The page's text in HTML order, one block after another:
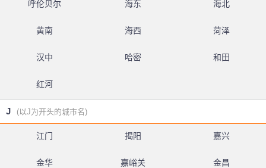
呼伦贝尔 海东 海北
黄南 海西 菏泽
汉中 哈密 和田
红河
J (以J为开头的城市名)
江门 揭阳 嘉兴
金华 嘉峪关 金昌